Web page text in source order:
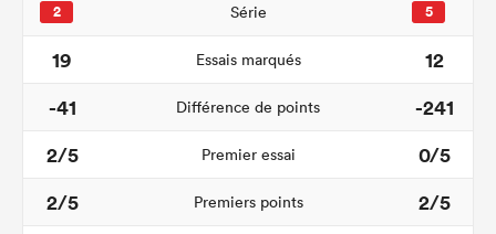
2 Série 5
19 Essais marqués
12
-41
Différence de points
-241
2/5
Premier essai
0/5
2/5
Premiers points
2/5